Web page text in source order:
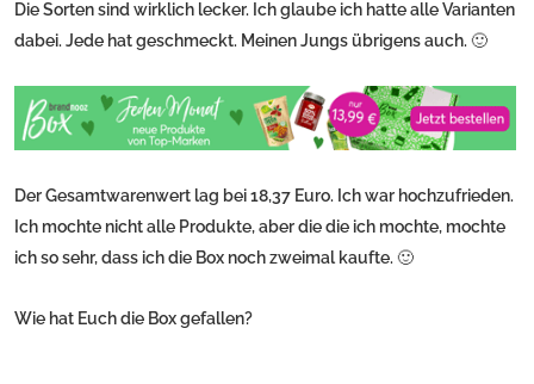
Die Sorten sind wirklich lecker. Ich glaube ich hatte alle Varianten
dabei. Jede hat geschmeckt. Meinen Jungs übrigens auch. 🙂
Der Gesamtwarenwert lag bei 18,37 Euro. Ich war hochzufrieden.
Ich mochte nicht alle Produkte, aber die die ich mochte, mochte
ich so sehr, dass ich die Box noch zweimal kaufte. 🙂
Wie hat Euch die Box gefallen?